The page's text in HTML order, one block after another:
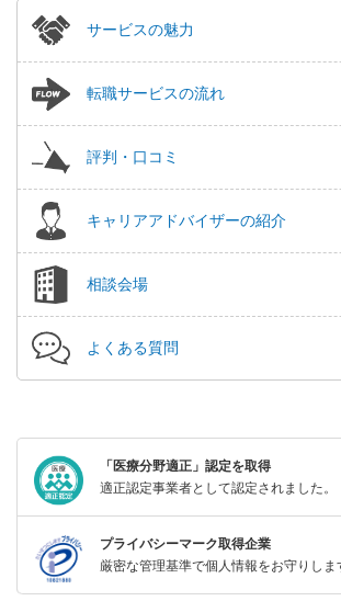
サービスの魅力
転職サービスの流れ
評判・口コミ
キャリアアドバイザーの紹介
相談会場
よくある質問
「医療分野適正」認定を取得
適正認定事業者として認定されました。
プライバシーマーク取得企業
厳密な管理基準で個人情報をお守りしま